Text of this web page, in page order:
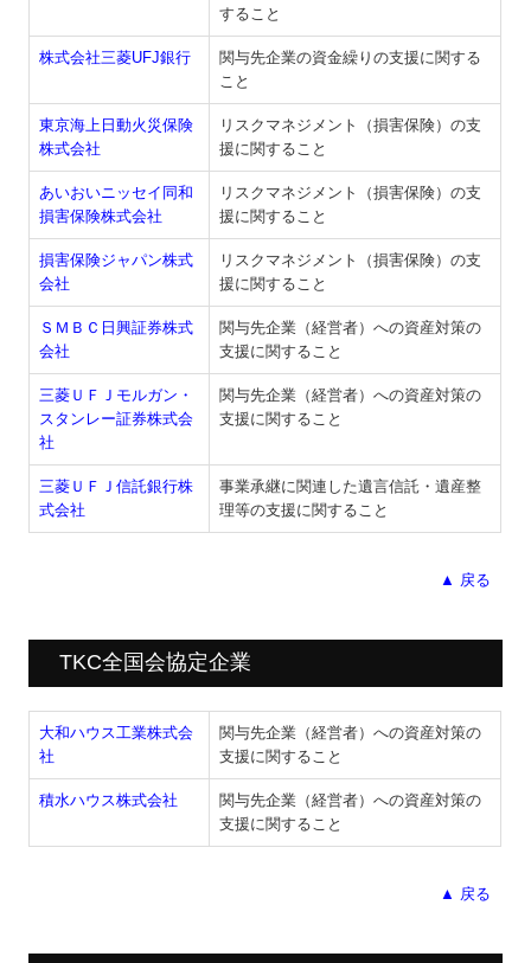
すること
株式会社三菱UFJ銀行
関与先企業の資金繰りの支援に関する
こと
東京海上日動火災保険
株式会社
リスクマネジメント（損害保険）の支
援に関すること
あいおいニッセイ同和
損害保険株式会社
リスクマネジメント（損害保険）の支
援に関すること
損害保険ジャパン株式
会社
リスクマネジメント（損害保険）の支
援に関すること
ＳＭＢＣ日興証券株式
会社
関与先企業（経営者）への資産対策の
支援に関すること
三菱ＵＦＪモルガン・
スタンレー証券株式会
社
関与先企業（経営者）への資産対策の
支援に関すること
三菱ＵＦＪ信託銀行株
式会社
事業承継に関連した遺言信託・遺産整
理等の支援に関すること
▲ 戻る
TKC全国会協定企業
大和ハウス工業株式会
社
関与先企業（経営者）への資産対策の
支援に関すること
積水ハウス株式会社
関与先企業（経営者）への資産対策の
支援に関すること
▲ 戻る